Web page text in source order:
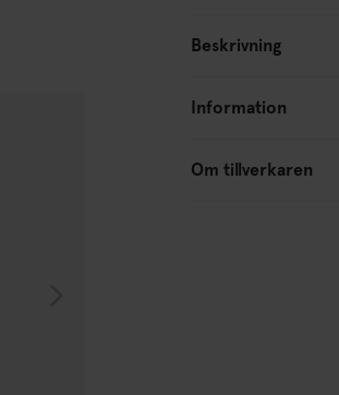
Beskrivning
Information
Om tillverkaren